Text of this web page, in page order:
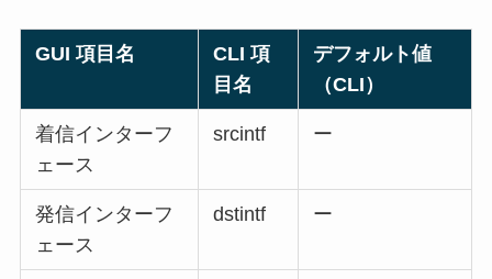
GUI 項目名
CLI 項
目名
デフォルト値
（CLI）
着信インターフ
ェース
srcintf ー
発信インターフ
ェース
dstintf ー